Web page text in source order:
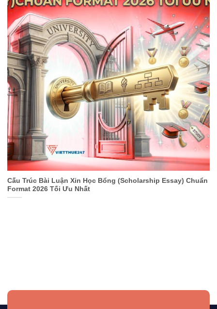
Cấu Trúc Bài Luận Xin Học Bổng (Scholarship Essay) Chuẩn
Format 2026 Tối Ưu Nhất